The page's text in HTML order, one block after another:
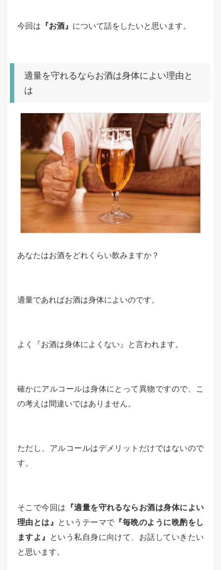
今回は 『お酒』 について話をしたいと思います。
適量を守れるならお酒は身体によい理由と
は
あなたはお酒をどれくらい飲みますか？
適量であればお酒は身体によいのです。
よく『お酒は身体によくない』と言われます。
確かにアルコールは身体にとって異物ですので、こ
の考えは間違いではありません。
ただし、アルコールはデメリットだけではないので
す。
そこで今回は
『適量を守れるならお酒は身体によい
理由とは』
というテーマで 『毎晩のように晩酌をし
ますよ』
という私自身に向けて、お話していきたい
と思います。